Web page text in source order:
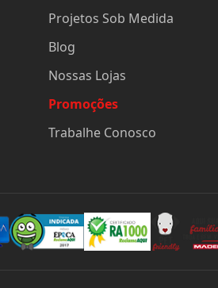
Projetos Sob Medida
Blog
Nossas Lojas
Promoções
Trabalhe Conosco